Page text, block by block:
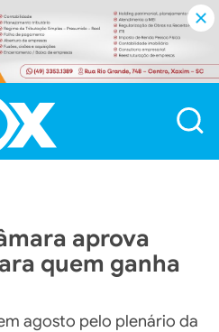
aprova
quem ganha
agosto pelo plenário da